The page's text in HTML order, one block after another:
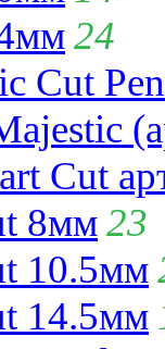
24
Cut
Cut
8мм23
10.5мм
14.5мм